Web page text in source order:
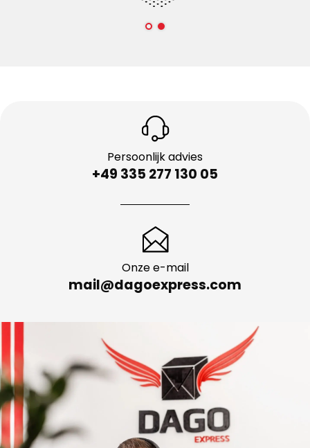
Persoonlijk advies
+49 335 277 130 05
Onze e-mail
mail@dagoexpress.com